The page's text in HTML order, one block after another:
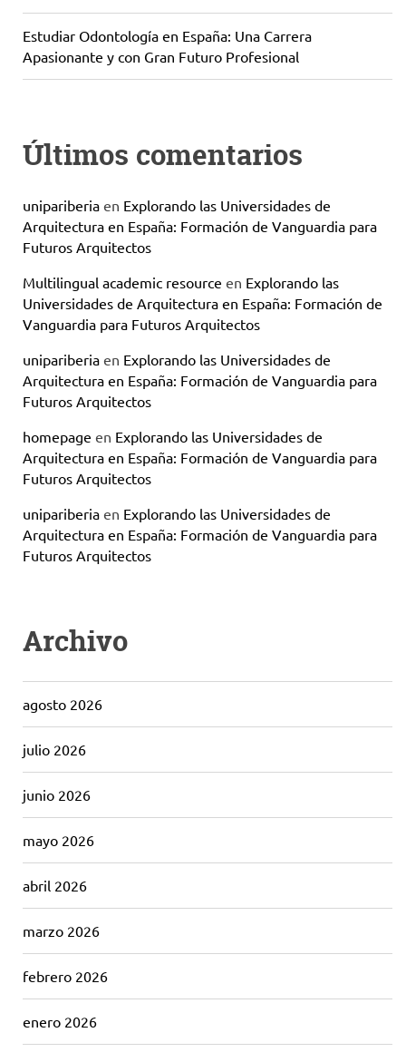
Estudiar Odontología en España: Una Carrera
Apasionante y con Gran Futuro Profesional
Últimos comentarios
unipariberia en Explorando las Universidades de
Arquitectura en España: Formación de Vanguardia para
Futuros Arquitectos
Multilingual academic resource en Explorando las
Universidades de Arquitectura en España: Formación de
Vanguardia para Futuros Arquitectos
unipariberia en Explorando las Universidades de
Arquitectura en España: Formación de Vanguardia para
Futuros Arquitectos
homepage en Explorando las Universidades de
Arquitectura en España: Formación de Vanguardia para
Futuros Arquitectos
unipariberia en Explorando las Universidades de
Arquitectura en España: Formación de Vanguardia para
Futuros Arquitectos
Archivo
agosto 2026
julio 2026
junio 2026
mayo 2026
abril 2026
marzo 2026
febrero 2026
enero 2026